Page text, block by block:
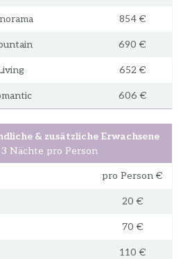
854 €
690 €
652 €
606 €
& zusätzliche Erwachsene
3 Nächte pro Person
pro Person €
20 €
70 €
110 €